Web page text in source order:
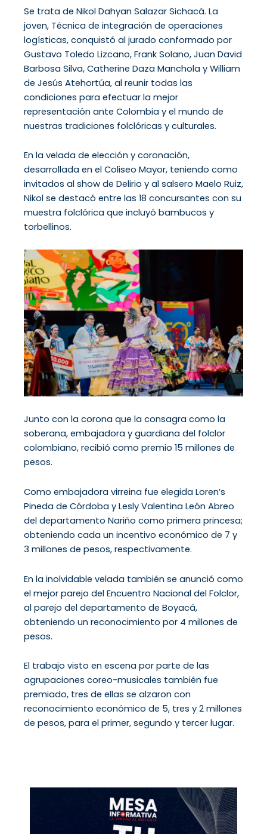
Se trata de Nikol Dahyan Salazar Sichacá. La
joven, Técnica de integración de operaciones
logísticas, conquistó al jurado conformado por
Gustavo Toledo Lizcano, Frank Solano, Juan David
Barbosa Silva, Catherine Daza Manchola y William
de Jesús Atehortúa, al reunir todas las
condiciones para efectuar la mejor
representación ante Colombia y el mundo de
nuestras tradiciones folclóricas y culturales.
En la velada de elección y coronación,
desarrollada en el Coliseo Mayor, teniendo como
invitados al show de Delirio y al salsero Maelo Ruiz,
Nikol se destacó entre las 18 concursantes con su
muestra folclórica que incluyó bambucos y
torbellinos.
Junto con la corona que la consagra como la
soberana, embajadora y guardiana del folclor
colombiano, recibió como premio 15 millones de
pesos.
Como embajadora virreina fue elegida Loren’s
Pineda de Córdoba y Lesly Valentina León Abreo
del departamento Nariño como primera princesa;
obteniendo cada un incentivo económico de 7 y
3 millones de pesos, respectivamente.
En la inolvidable velada también se anunció como
el mejor parejo del Encuentro Nacional del Folclor,
al parejo del departamento de Boyacá,
obteniendo un reconocimiento por 4 millones de
pesos.
El trabajo visto en escena por parte de las
agrupaciones coreo-musicales también fue
premiado, tres de ellas se alzaron con
reconocimiento económico de 5, tres y 2 millones
de pesos, para el primer, segundo y tercer lugar.